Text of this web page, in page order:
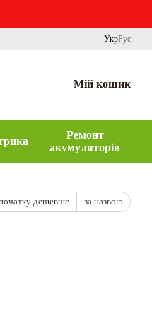
УкрРус
Мій кошик
Ремонт
акумуляторів
дешевше за назвою